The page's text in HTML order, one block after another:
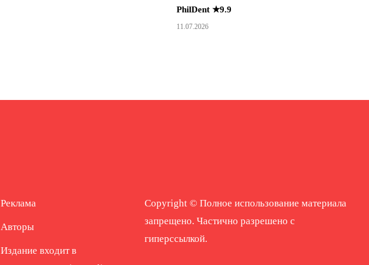
PhilDent ★9.9
11.07.2026
Реклама
Авторы
Издание входит в
Copyright © Полное использование материала
запрещено. Частично разрешено с
гиперссылкой.